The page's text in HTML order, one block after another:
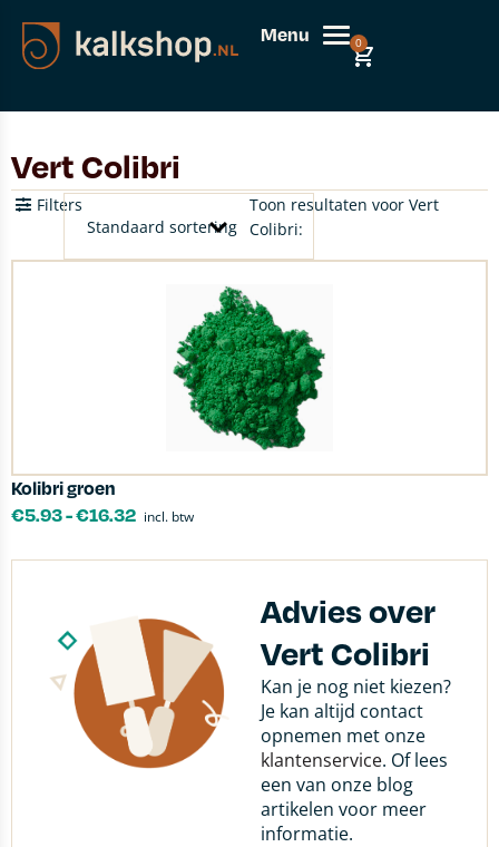
Menu 0
Vert Colibri
Toon resultaten voor Vert
Colibri:
Filters
Kolibri groen
€5.93-€16.32 incl. btw
Advies over
Vert Colibri
Kan je nog niet kiezen?
Je kan altijd contact
opnemen met onze
klantenservice. Of lees
een van onze blog
artikelen voor meer
informatie.